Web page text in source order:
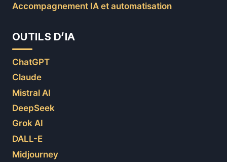
Accompagnement IA et automatisation
OUTILS D’IA
ChatGPT
Claude
Mistral AI
DeepSeek
Grok AI
DALL-E
Midjourney